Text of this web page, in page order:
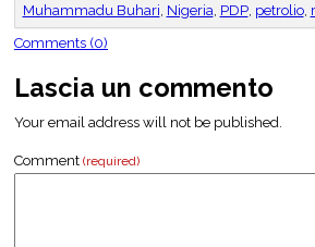
Muhammadu Buhari Nigeria PDP, petrolio,
Comments (0)
Lascia un commento
Your email address will not be published.
Comment (required)